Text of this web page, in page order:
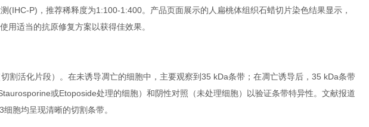
(IHC-P)，推荐稀释度为1:100-1:400。产品页面展示的人扁桃体组织石蜡切片染色结果显示，
用适当的抗原修复方案以获得佳效果。
割活化片段）。在未诱导凋亡的细胞中，主要观察到35 kDa条带；在凋亡诱导后，35 kDa条带
或Etoposide处理的细胞）和阴性对照（未处理细胞）以验证条带特异性。文献报道
胞均呈现清晰的切割条带。